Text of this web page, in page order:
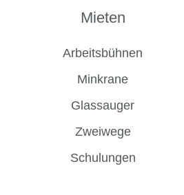
Mieten
Arbeitsbühnen
Minkrane
Glassauger
Zweiwege
Schulungen